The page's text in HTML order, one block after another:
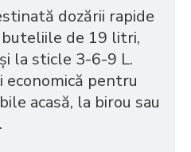
dozării rapide
buteliile de 19 litri,
la sticle 3-6-9 L.
economică pentru
acasă, la birou sau